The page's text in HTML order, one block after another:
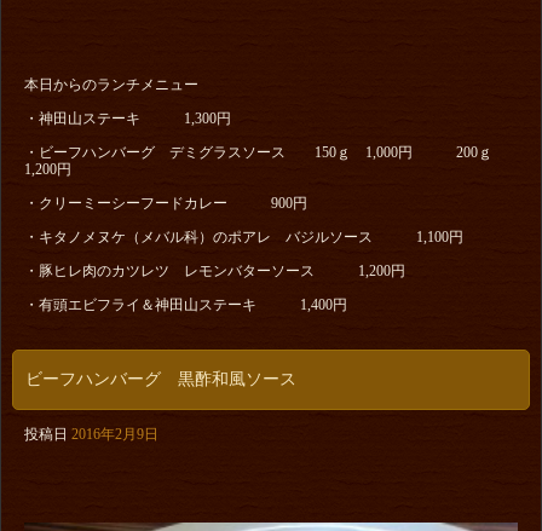
本日からのランチメニュー
・神田山ステーキ 1,300円
・ビーフハンバーグ デミグラスソース 150ｇ 1,000円 200ｇ
1,200円
・クリーミーシーフードカレー 900円
・キタノメヌケ（メバル科）のポアレ バジルソース 1,100円
・豚ヒレ肉のカツレツ レモンバターソース 1,200円
・有頭エビフライ＆神田山ステーキ 1,400円
ビーフハンバーグ 黒酢和風ソース
投稿日 2016年2月9日